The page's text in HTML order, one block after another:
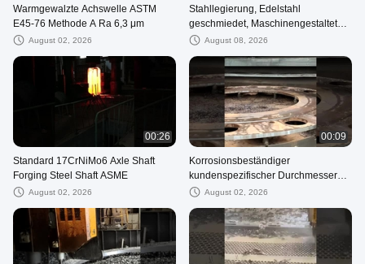
Warmgewalzte Achswelle ASTM
E45-76 Methode A Ra 6,3 μm
August 02, 2026
Stahllegierung, Edelstahl
geschmiedet, Maschinengestalteter
Hydraulikölzylinder mit großem
August 08, 2026
00:26
Standard 17CrNiMo6 Axle Shaft
Forging Steel Shaft ASME
August 02, 2026
00:09
Korrosionsbeständiger
kundenspezifischer Durchmesser
ASME schmiedete rostfreie
August 02, 2026